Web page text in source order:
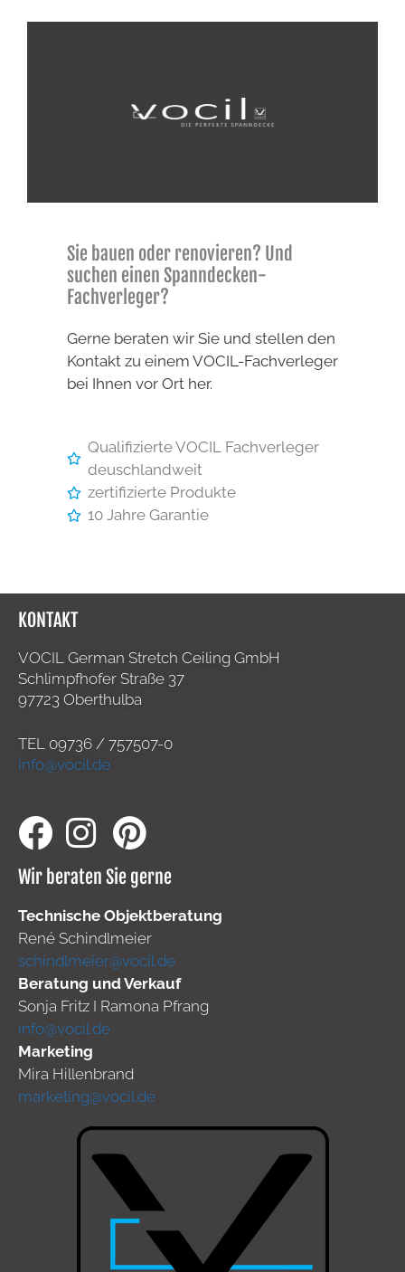
Sie bauen oder renovieren? Und
suchen einen Spanndecken-
Fachverleger?
Gerne beraten wir Sie und stellen den
Kontakt zu einem VOCIL-Fachverleger
bei Ihnen vor Ort her.
Qualifizierte VOCIL Fachverleger
deuschlandweit
zertifizierte Produkte
10 Jahre Garantie
KONTAKT
VOCIL German Stretch Ceiling GmbH
Schlimpfhofer Straße 37
97723 Oberthulba
TEL 09736 / 757507-0
info@vocil.de
Wir beraten Sie gerne
Technische Objektberatung
René Schindlmeier
schindlmeier@vocil.de
Beratung und Verkauf
Sonja Fritz I Ramona Pfrang
info@vocil.de
Marketing
Mira Hillenbrand
marketing@vocil.de